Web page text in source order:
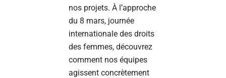
nos projets. À l’approche
du 8 mars, journée
internationale des droits
des femmes, découvrez
comment nos équipes
agissent concrètement